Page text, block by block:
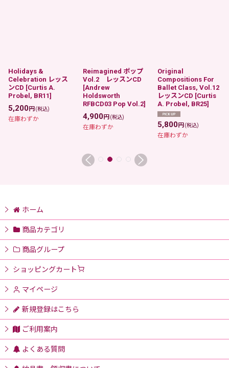
Holidays &
Celebration レッス
ンCD [Curtis A.
Probel, BR11]
5,200円 (税込)
在庫わずか
Reimagined ポップ
Vol.2 レッスンCD
[Andrew
Holdsworth
RFBCD03 Pop Vol.2]
4,900円 (税込)
在庫わずか
Original
Compositions For
Ballet Class, Vol.12
レッスンCD [Curtis
A. Probel, BR25]
5,800円 (税込)
在庫わずか
ホーム
商品カテゴリ
商品グループ
ショッピングカート
マイページ
新規登録はこちら
ご利用案内
よくある質問